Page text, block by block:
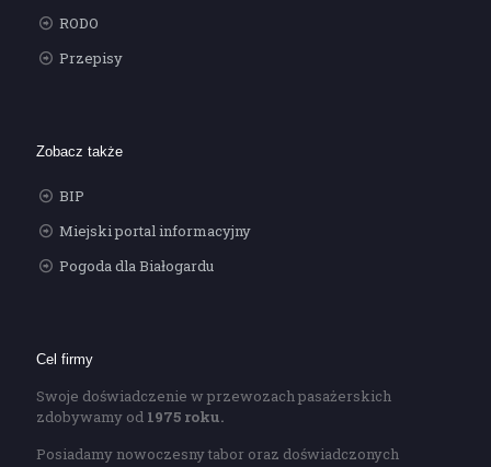
RODO
Przepisy
Zobacz także
BIP
Miejski portal informacyjny
Pogoda dla Białogardu
Cel firmy
Swoje doświadczenie w przewozach pasażerskich
zdobywamy od 1975 roku.
Posiadamy nowoczesny tabor oraz doświadczonych